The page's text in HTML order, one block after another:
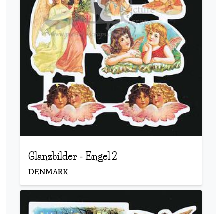
Glanzbilder - Engel 2
DENMARK